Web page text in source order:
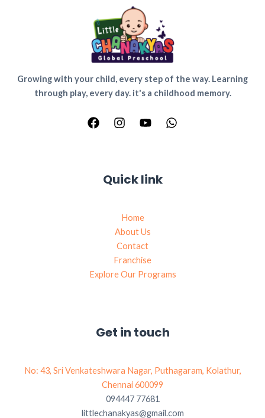
Growing with your child, every step of the way. Learning
through play, every day. it's a childhood memory.
Quick link
Home
About Us
Contact
Franchise
Explore Our Programs
Get in touch
No: 43, Sri Venkateshwara Nagar, Puthagaram, Kolathur,
Chennai 600099
094447 77681
littlechanakyas@gmail.com